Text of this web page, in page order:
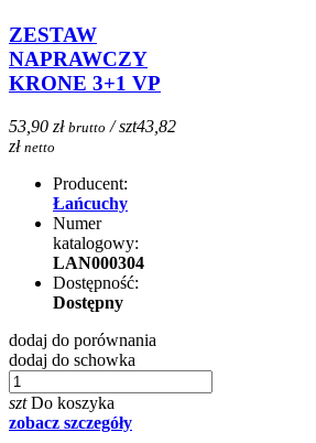
ZESTAW
NAPRAWCZY
KRONE 3+1 VP
53,90 zł brutto / szt43,82
zł netto
Producent:
Łańcuchy
Numer
katalogowy:
LAN000304
Dostępność:
Dostępny
dodaj do porównania
dodaj do schowka
szt Do koszyka
zobacz szczegóły